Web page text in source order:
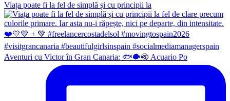
Viața poate fi la fel de simplă și cu principii la
Aventuri cu Victor în Gran Canaria: 🐟🐡🍥 Acuario Po